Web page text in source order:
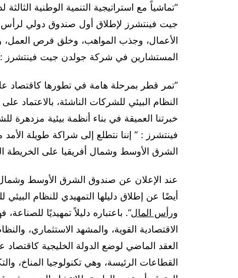
جيت فينتشرز لإطلاق أول صندوق دولي لرأس
الأعمال، وجذب المواهب، وخلق فرص العمل،
المستشارين في شركة جولدن جيت فينتشرز :
“تمر قطر بمرحلة هامة في تطورها كاقتصاد
النظام البيئي للشركات الناشئة، بالاعتماد
خبرتنا العميقة في بناء أنظمة بيئية
فينتشرز : ” إننا نتطلع إلى شراكة طويلة
الشرق الأوسط وشمال أفريقيا على الخريطة
عند الإعلان عن صندوق الشرق الأوسط وشمال
أيضًا عن إطلاق دليلها التمهيدي للنظام
ورأس المال“. باعتباره دليلاً تمهيديًا
الاقتصادية القوية، والمشهد الاستثماري،
العقد الماضي لوضع الدولة الخليجية
القطاعات الرئيسة، وهي تكنولوجيا المناخ،